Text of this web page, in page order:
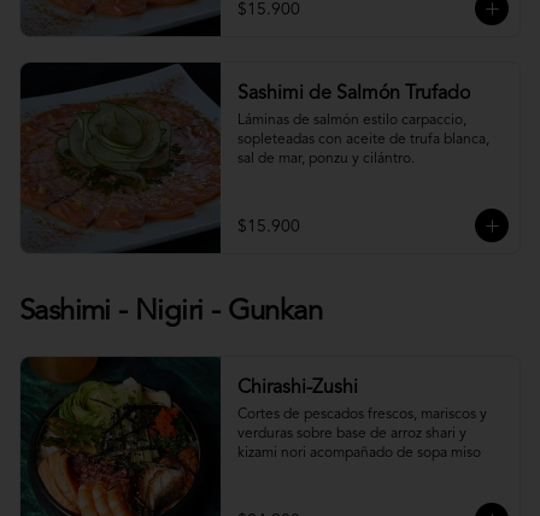
$15.900
Sashimi de Salmón Trufado
Láminas de salmón estilo carpaccio,
sopleteadas con aceite de trufa blanca,
sal de mar, ponzu y cilántro.
$15.900
Sashimi - Nigiri - Gunkan
Chirashi-Zushi
Cortes de pescados frescos, mariscos y
verduras sobre base de arroz shari y
kizami nori acompañado de sopa miso